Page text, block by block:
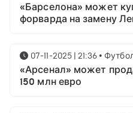
«Барселона» может
форварда на замену
07-11-2025 | 21:36 •
«Арсенал» может
150 млн евро